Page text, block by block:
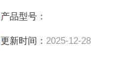
产品型号：
更新时间： 2025-12-28